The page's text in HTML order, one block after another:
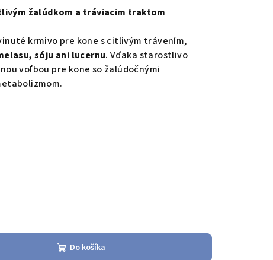
žalúdkom a tráviacim traktom
krmivo pre kone s citlivým trávením,
sóju ani lucernu. Vďaka starostlivo
voľbou pre kone so žalúdočnými
Do košíka